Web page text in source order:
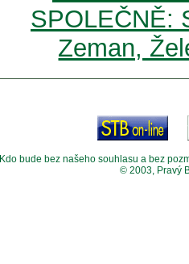
SPOLEČNĚ:
Zeman,
Kdo bude bez našeho souhlasu a bez
© 2003, Pravý